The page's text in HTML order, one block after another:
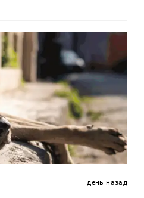
день назад